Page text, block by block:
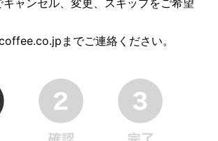
までご連絡ください。